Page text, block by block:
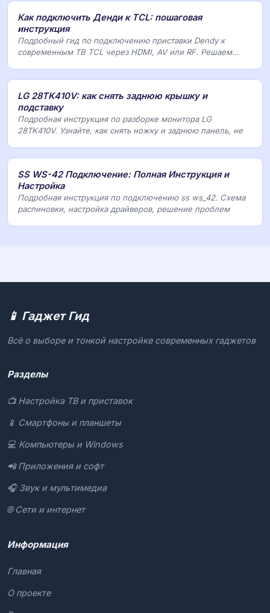
Как подключить Денди к TCL: пошаговая
инструкция
Подробный гид по подключению приставки Dendy к
современным ТВ TCL через HDMI, AV или RF. Решаем
LG 28TK410V: как снять заднюю крышку и
подставку
Подробная инструкция по разборке монитора LG
28TK410V. Узнайте, как снять ножку и заднюю панель, не
SS WS-42 Подключение: Полная Инструкция и
Настройка
Подробная инструкция по подключению ss ws_42. Схема
распиновки, настройка драйверов, решение проблем
📱 Гаджет Гид
Всё о выборе и тонкой настройке современных гаджетов
Разделы
📺 Настройка ТВ и приставок
📱 Смартфоны и планшеты
💻 Компьютеры и Windows
📲 Приложения и софт
🎧 Звук и мультимедиа
🌐 Сети и интернет
Информация
Главная
О проекте